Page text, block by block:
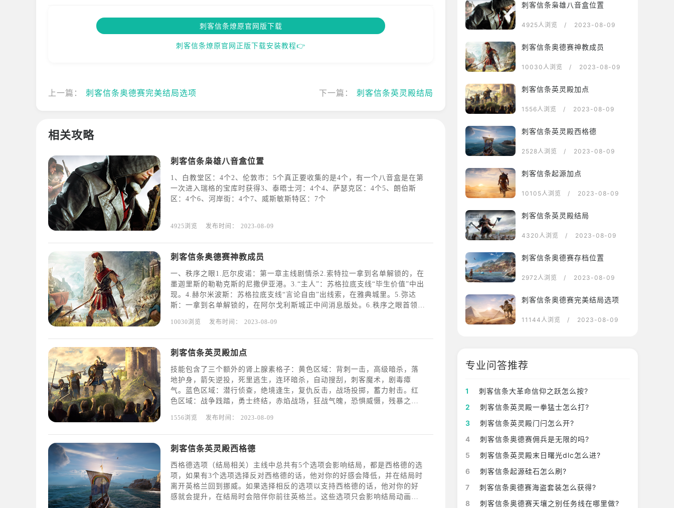
刺客信条燎原官网版下载
刺客信条燎原官网正版下载安装教程👉
上一篇： 刺客信条奥德赛完美结局选项 下一篇： 刺客信条英灵殿结局
相关攻略
刺客信条枭雄八音盒位置
1、白教堂区：4个2、伦敦市：5个真正要收集的是4个，有一个八音盒是在第
一次进入瑞格的宝库时获得3、泰晤士河：4个4、萨瑟克区：4个5、朗伯斯
区：4个6、河岸街：4个7、威斯敏斯特区：7个
4925浏览 发布时间： 2023-08-09
刺客信条奥德赛神教成员
一、秩序之眼1.厄尔皮诺：第一章主线剧情杀2.索特拉一拿到名单解锁的，在
墨迦里斯的勒勒克斯的尼撒伊亚港。3.“主人”：苏格拉底支线“毕生价值”中出
现。4.赫尔米波斯：苏格拉底支线“言论自由”出线索，在雅典城里。5.弥达
斯：一拿到名单解锁的，在阿尔戈利斯城正中间消息版处。6.秩序之眼首领
她。二、银矿脉1.爱比克泰德：剧情杀替你背锅的。
10030浏览 发布时间： 2023-08-09
刺客信条英灵殿加点
技能包含了三个额外的肾上腺素格子：黄色区域：背刺一击，高级暗杀，落
地护身，箭矢逆投，死里逃生，连环暗杀，自动搜刮，刺客魔术，剧毒瘴
气。蓝色区域：潜行侦查，绝境逢生，复仇反击，战场投掷，蓄力射击。红
色区域：战争践踏，勇士终结，赤焰战场，狂战气魄，恐惧威慑，残暴之
属性差点也可以四两拨千斤。能力远程：剧毒猛袭，燃粉陷阱，死亡印记，
穿透射击
1556浏览 发布时间： 2023-08-09
刺客信条英灵殿西格德
西格德选项（结局相关）主线中总共有5个选项会影响结局，都是西格德的选
项，如果有3个选项选择反对西格德的话，他对你的好感会降低，并在结局时
离开英格兰回到挪威。如果选择相反的选项以支持西格德的话，他对你的好
感就会提升，在结局时会陪伴你前往英格兰。这些选项只会影响结局动画，
刺客信条枭雄八音盒位置
4925人浏览 / 2023-08-09
刺客信条奥德赛神教成员
10030人浏览 / 2023-08-09
刺客信条英灵殿加点
1556人浏览 / 2023-08-09
刺客信条英灵殿西格德
2528人浏览 / 2023-08-09
刺客信条起源加点
10105人浏览 / 2023-08-09
刺客信条英灵殿结局
4320人浏览 / 2023-08-09
刺客信条奥德赛存档位置
2972人浏览 / 2023-08-09
刺客信条奥德赛完美结局选项
11144人浏览 / 2023-08-09
专业问答推荐
1
刺客信条大革命信仰之跃怎么按?
2
刺客信条英灵殿一拳猛士怎么打?
3
刺客信条英灵殿门闩怎么开?
4
刺客信条奥德赛佣兵是无限的吗?
5
刺客信条英灵殿末日曙光dlc怎么进?
6
刺客信条起源硅石怎么刷?
7
刺客信条奥德赛海盗套装怎么获得?
8
刺客信条奥德赛天壤之别任务线在哪里做?